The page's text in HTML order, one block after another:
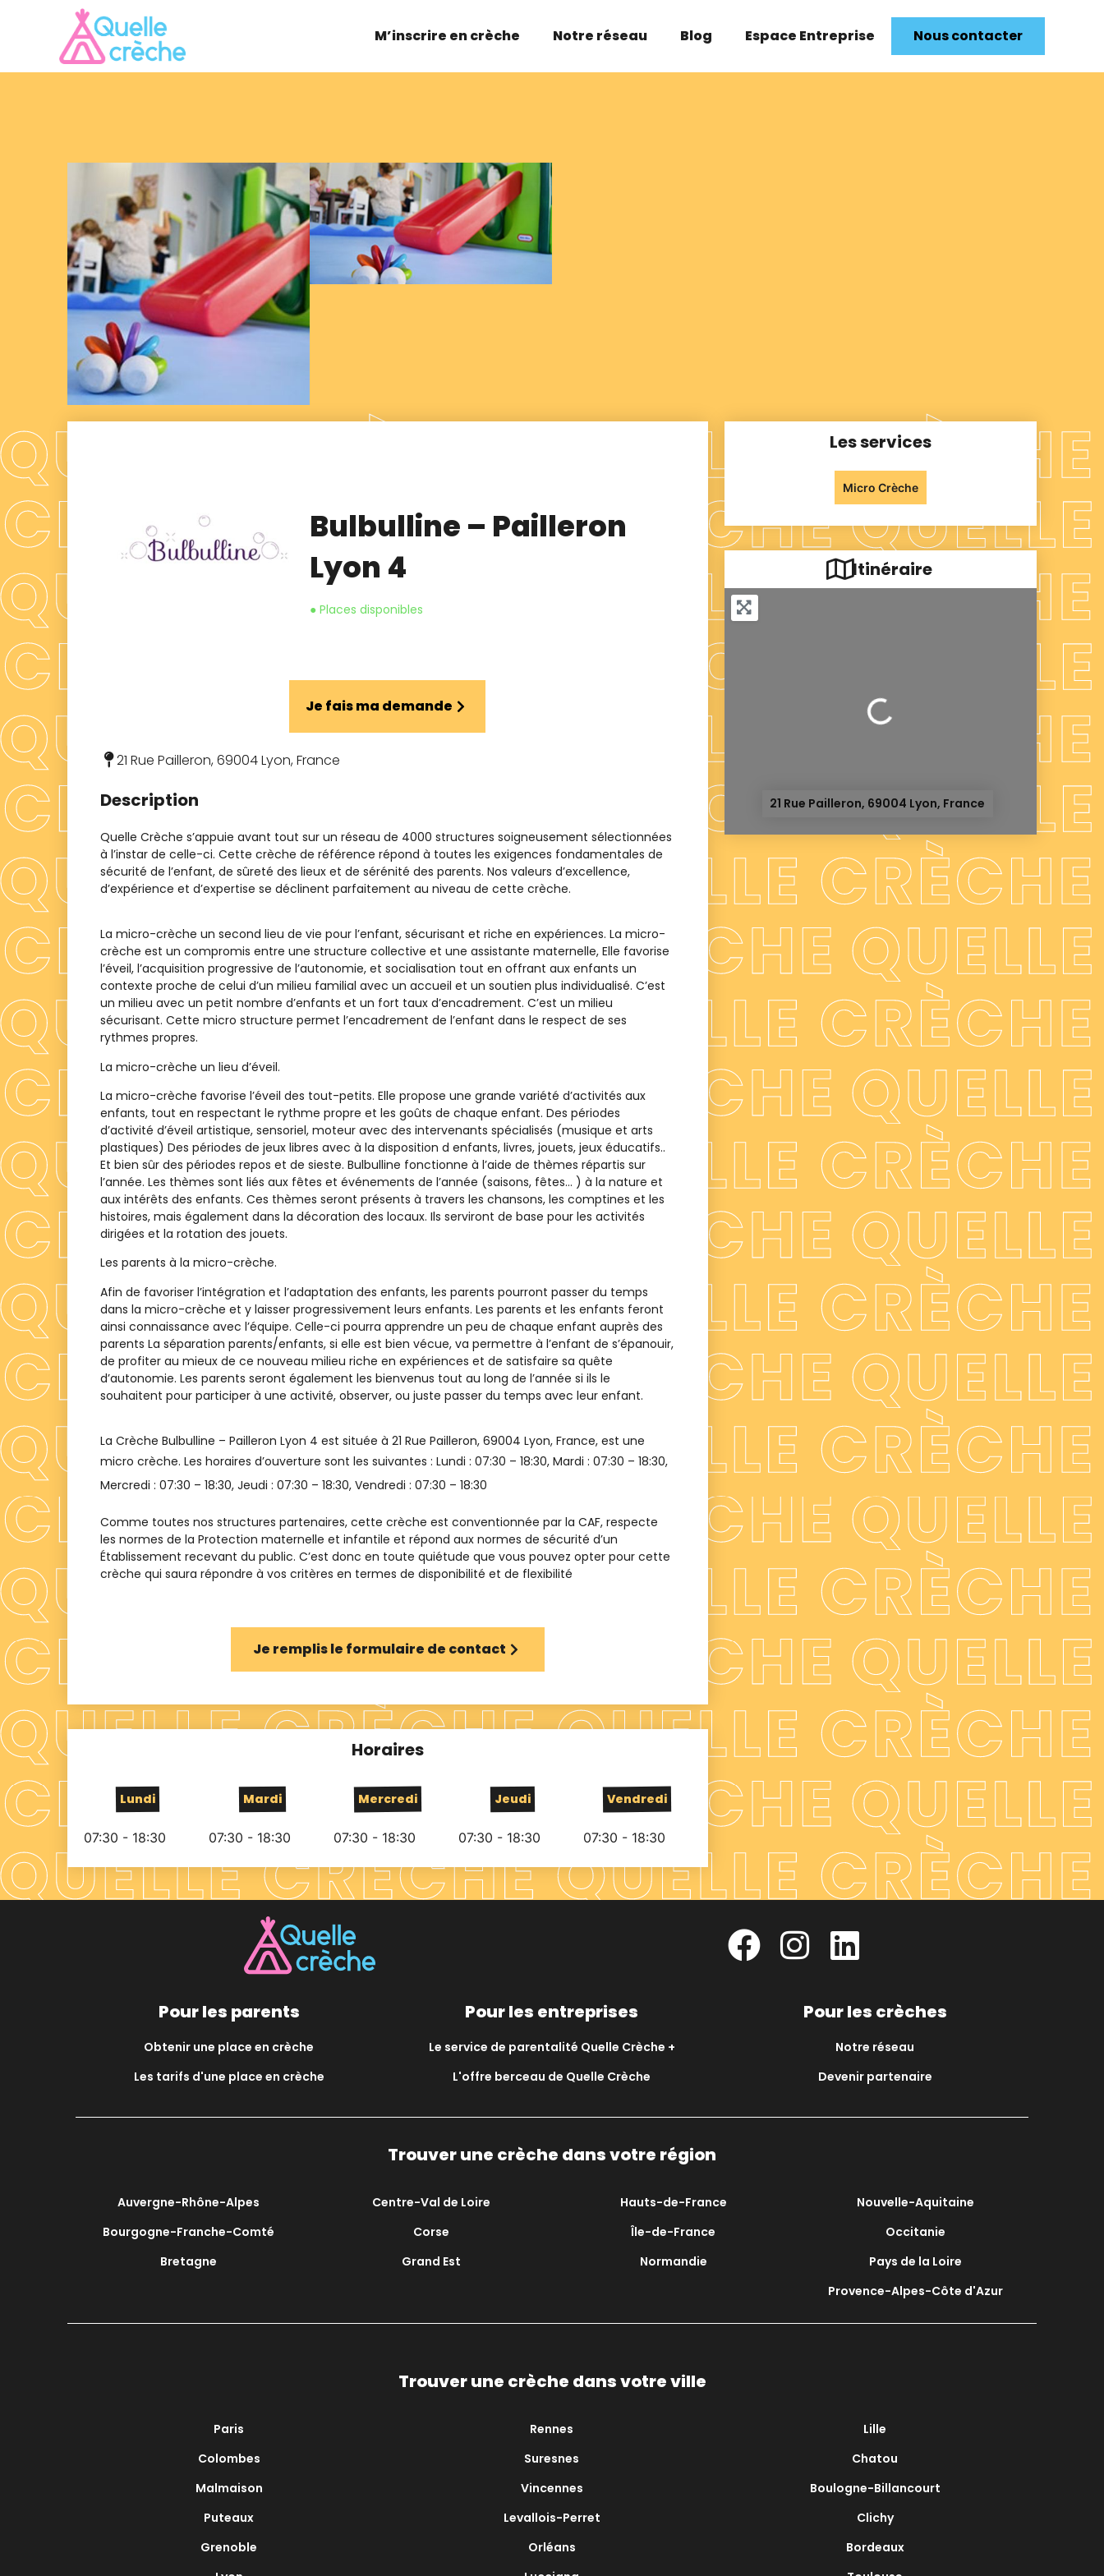
M’inscrire en crèche Notre réseau Blog Espace Entreprise Nous contacter
Bulbulline – Pailleron
Lyon 4
● Places disponibles
Je fais ma demande
21 Rue Pailleron, 69004 Lyon, France
Description
Quelle Crèche s’appuie avant tout sur un réseau de 4000 structures soigneusement sélectionnées
à l’instar de celle-ci. Cette crèche de référence répond à toutes les exigences fondamentales de
sécurité de l’enfant, de sûreté des lieux et de sérénité des parents. Nos valeurs d’excellence,
d’expérience et d’expertise se déclinent parfaitement au niveau de cette crèche.
La micro-crèche un second lieu de vie pour l’enfant, sécurisant et riche en expériences. La micro-
crèche est un compromis entre une structure collective et une assistante maternelle, Elle favorise
l’éveil, l’acquisition progressive de l’autonomie, et socialisation tout en offrant aux enfants un
contexte proche de celui d’un milieu familial avec un accueil et un soutien plus individualisé. C’est
un milieu avec un petit nombre d’enfants et un fort taux d’encadrement. C’est un milieu
sécurisant. Cette micro structure permet l’encadrement de l’enfant dans le respect de ses
rythmes propres.
La micro-crèche un lieu d’éveil.
La micro-crèche favorise l’éveil des tout-petits. Elle propose une grande variété d’activités aux
enfants, tout en respectant le rythme propre et les goûts de chaque enfant. Des périodes
d’activité d’éveil artistique, sensoriel, moteur avec des intervenants spécialisés (musique et arts
plastiques) Des périodes de jeux libres avec à la disposition d enfants, livres, jouets, jeux éducatifs..
Et bien sûr des périodes repos et de sieste. Bulbulline fonctionne à l’aide de thèmes répartis sur
l’année. Les thèmes sont liés aux fêtes et événements de l’année (saisons, fêtes… ) à la nature et
aux intérêts des enfants. Ces thèmes seront présents à travers les chansons, les comptines et les
histoires, mais également dans la décoration des locaux. Ils serviront de base pour les activités
dirigées et la rotation des jouets.
Les parents à la micro-crèche.
Afin de favoriser l’intégration et l’adaptation des enfants, les parents pourront passer du temps
dans la micro-crèche et y laisser progressivement leurs enfants. Les parents et les enfants feront
ainsi connaissance avec l’équipe. Celle-ci pourra apprendre un peu de chaque enfant auprès des
parents La séparation parents/enfants, si elle est bien vécue, va permettre à l’enfant de s’épanouir,
de profiter au mieux de ce nouveau milieu riche en expériences et de satisfaire sa quête
d’autonomie. Les parents seront également les bienvenus tout au long de l’année si ils le
souhaitent pour participer à une activité, observer, ou juste passer du temps avec leur enfant.
La Crèche Bulbulline – Pailleron Lyon 4 est située à 21 Rue Pailleron, 69004 Lyon, France, est une
micro crèche. Les horaires d’ouverture sont les suivantes : Lundi : 07:30 – 18:30, Mardi : 07:30 – 18:30,
Mercredi : 07:30 – 18:30, Jeudi : 07:30 – 18:30, Vendredi : 07:30 – 18:30
Comme toutes nos structures partenaires, cette crèche est conventionnée par la CAF, respecte
les normes de la Protection maternelle et infantile et répond aux normes de sécurité d’un
Établissement recevant du public. C’est donc en toute quiétude que vous pouvez opter pour cette
crèche qui saura répondre à vos critères en termes de disponibilité et de flexibilité
Je remplis le formulaire de contact
Horaires
Lundi
07:30 - 18:30
Mardi
07:30 - 18:30
Mercredi
07:30 - 18:30
Jeudi
07:30 - 18:30
Vendredi
07:30 - 18:30
Les services
Micro Crèche
Itinéraire
Chargement...
21 Rue Pailleron, 69004 Lyon, France
Pour les parents
Obtenir une place en crèche
Les tarifs d'une place en crèche
Pour les entreprises
Le service de parentalité Quelle Crèche +
L'offre berceau de Quelle Crèche
Pour les crèches
Notre réseau
Devenir partenaire
Trouver une crèche dans votre région
Auvergne-Rhône-Alpes
Bourgogne-Franche-Comté
Bretagne
Centre-Val de Loire
Corse
Grand Est
Hauts-de-France
Île-de-France
Normandie
Nouvelle-Aquitaine
Occitanie
Pays de la Loire
Provence-Alpes-Côte d'Azur
Trouver une crèche dans votre ville
Paris
Colombes
Malmaison
Puteaux
Grenoble
Rennes
Suresnes
Vincennes
Levallois-Perret
Orléans
Lille
Chatou
Boulogne-Billancourt
Clichy
Bordeaux